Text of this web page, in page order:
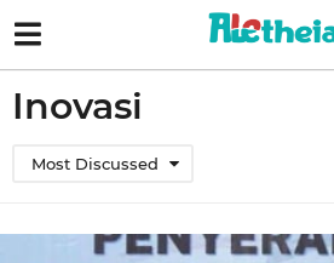
Inovasi
Most Discussed